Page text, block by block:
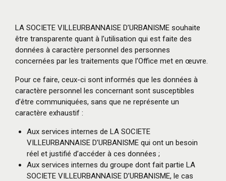
LA SOCIETE VILLEURBANNAISE D’URBANISME souhaite
être transparente quant à l’utilisation qui est faite des
données à caractère personnel des personnes
concernées par les traitements que l’Office met en œuvre.
Pour ce faire, ceux-ci sont informés que les données à
caractère personnel les concernant sont susceptibles
d’être communiquées, sans que ne représente un
caractère exhaustif :
Aux services internes de LA SOCIETE
VILLEURBANNAISE D’URBANISME qui ont un besoin
réel et justifié d’accéder à ces données ;
Aux services internes du groupe dont fait partie LA
SOCIETE VILLEURBANNAISE D’URBANISME, le cas